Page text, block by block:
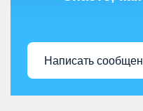
Написать